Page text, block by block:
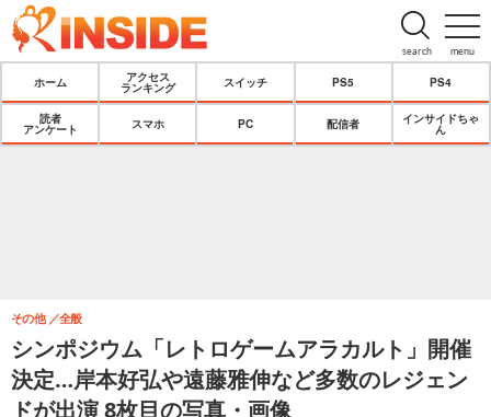
menu
search
ホーム
アクセス
ランキング
スイッチ PS5 PS4
読者
アンケート
スマホ PC 配信者
インサイドちゃ
ん
シンポジウム「レトロゲームアラカルト」開催
決定…岸本好弘や遠藤雅伸など多数のレジェン
ドが出演 8枚目の写真・画像
その他 全般